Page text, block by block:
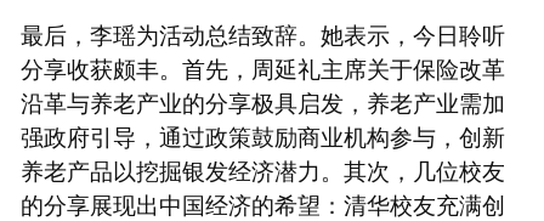
最后，李瑶为活动总结致辞。她表示，今日聆听
分享收获颇丰。首先，周延礼主席关于保险改革
沿革与养老产业的分享极具启发，养老产业需加
强政府引导，通过政策鼓励商业机构参与，创新
养老产品以挖掘银发经济潜力。其次，几位校友
的分享展现出中国经济的希望：清华校友充满创